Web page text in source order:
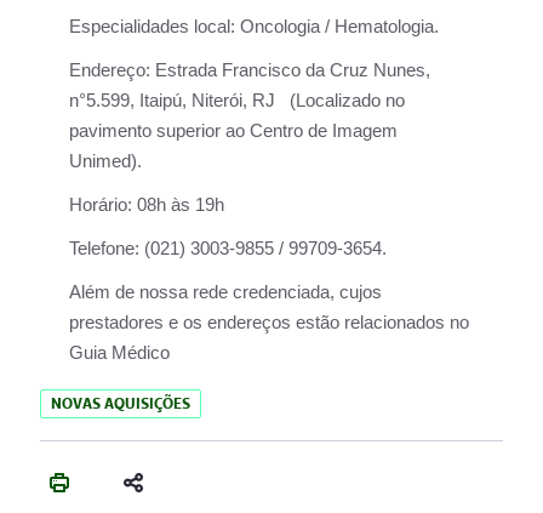
Especialidades local: Oncologia / Hematologia.
Endereço: Estrada Francisco da Cruz Nunes,
n°5.599, Itaipú, Niterói, RJ (Localizado no
pavimento superior ao Centro de Imagem
Unimed).
Horário: 08h às 19h
Telefone: (021) 3003-9855 / 99709-3654.
Além de nossa rede credenciada, cujos
prestadores e os endereços estão relacionados no
Guia Médico
NOVAS AQUISIÇÕES